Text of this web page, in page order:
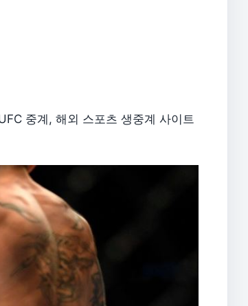
중계, 해외 스포츠 생중계 사이트